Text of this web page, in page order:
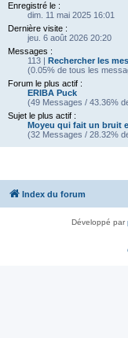
Enregistré le :
dim. 11 mai 2025 16:01
Dernière visite :
jeu. 6 août 2026 20:20
Messages :
113 | Rechercher les
(0.05% de tous les
Forum le plus actif :
ERIBA Puck
(49 Messages / 43.36%
Sujet le plus actif :
Moyeu qui fait un bruit
(32 Messages / 28.32%
Index du forum
Développé par